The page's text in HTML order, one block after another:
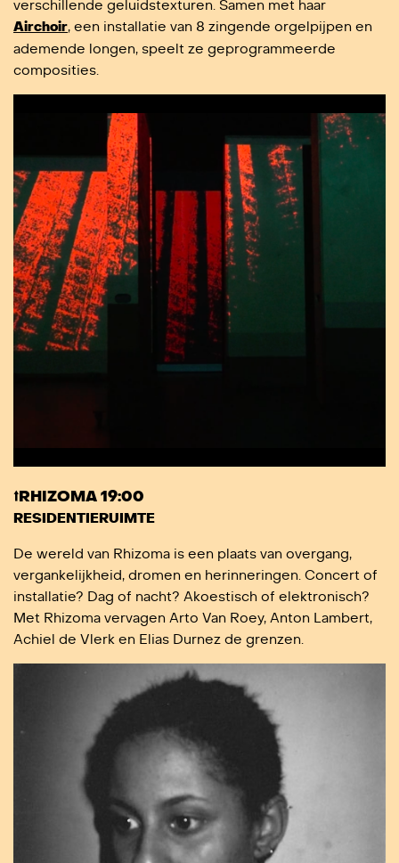
verschillende geluidstexturen. Samen met haar
Airchoir, een installatie van 8 zingende orgelpijpen en
ademende longen, speelt ze geprogrammeerde
composities.
⭡RHIZOMA 19:00
RESIDENTIERUIMTE
De wereld van Rhizoma is een plaats van overgang,
vergankelijkheid, dromen en herinneringen. Concert of
installatie? Dag of nacht? Akoestisch of elektronisch?
Met Rhizoma vervagen Arto Van Roey, Anton Lambert,
Achiel de Vlerk en Elias Durnez de grenzen.